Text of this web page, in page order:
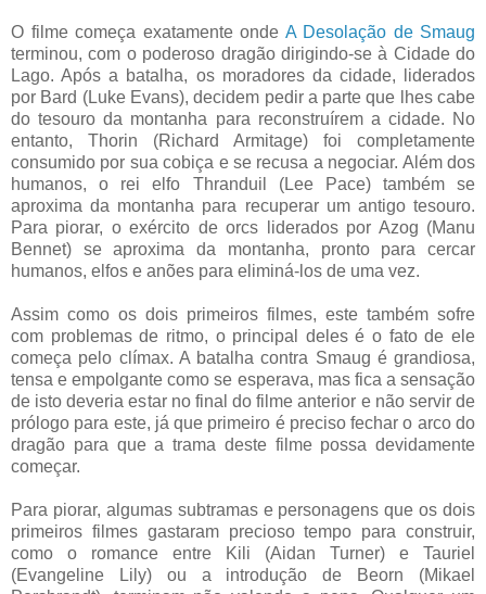
O filme começa exatamente onde A Desolação de Smaug
terminou, com o poderoso dragão dirigindo-se à Cidade do
Lago. Após a batalha, os moradores da cidade, liderados
por Bard (Luke Evans), decidem pedir a parte que lhes cabe
do tesouro da montanha para reconstruírem a cidade. No
entanto, Thorin (Richard Armitage) foi completamente
consumido por sua cobiça e se recusa a negociar. Além dos
humanos, o rei elfo Thranduil (Lee Pace) também se
aproxima da montanha para recuperar um antigo tesouro.
Para piorar, o exército de orcs liderados por Azog (Manu
Bennet) se aproxima da montanha, pronto para cercar
humanos, elfos e anões para eliminá-los de uma vez.
Assim como os dois primeiros filmes, este também sofre
com problemas de ritmo, o principal deles é o fato de ele
começa pelo clímax. A batalha contra Smaug é grandiosa,
tensa e empolgante como se esperava, mas fica a sensação
de isto deveria estar no final do filme anterior e não servir de
prólogo para este, já que primeiro é preciso fechar o arco do
dragão para que a trama deste filme possa devidamente
começar.
Para piorar, algumas subtramas e personagens que os dois
primeiros filmes gastaram precioso tempo para construir,
como o romance entre Kili (Aidan Turner) e Tauriel
(Evangeline Lily) ou a introdução de Beorn (Mikael